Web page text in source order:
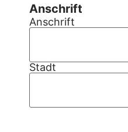
Anschrift
Anschrift
Stadt